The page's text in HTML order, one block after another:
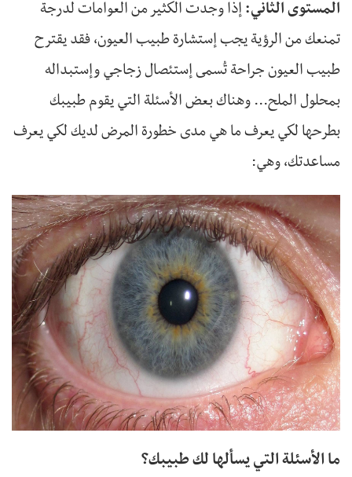
المستوى الثاني: إذا وجدت الكثير من العوامات لدرجة
تمنعك من الرؤية يجب إستشارة طبيب العيون، فقد يقترح
طبيب العيون جراحة تُسمى إستئصال زجاجي وإستبداله
بمحلول الملح... وهناك بعض الأسئلة التي يقوم طبيبك
بطرحها لكي يعرف ما هي مدى خطورة المرض لديك لكي يعرف
مساعدتك، وهي:
ما الأسئلة التي يسألها لك طبيبك؟